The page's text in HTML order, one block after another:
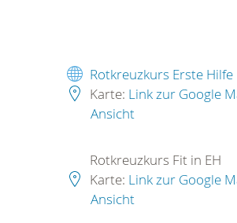
Rotkreuzkurs Erste Hilfe
Karte: Link zur Google
Ansicht
Rotkreuzkurs Fit in EH
Karte: Link zur Google
Ansicht